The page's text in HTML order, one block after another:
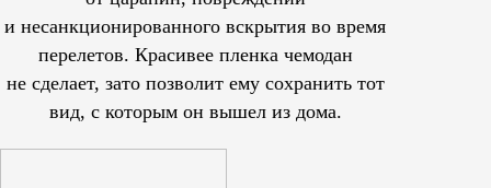
и несанкционированного вскрытия во время
перелетов. Красивее пленка чемодан
не сделает, зато позволит ему сохранить тот
вид, с которым он вышел из дома.